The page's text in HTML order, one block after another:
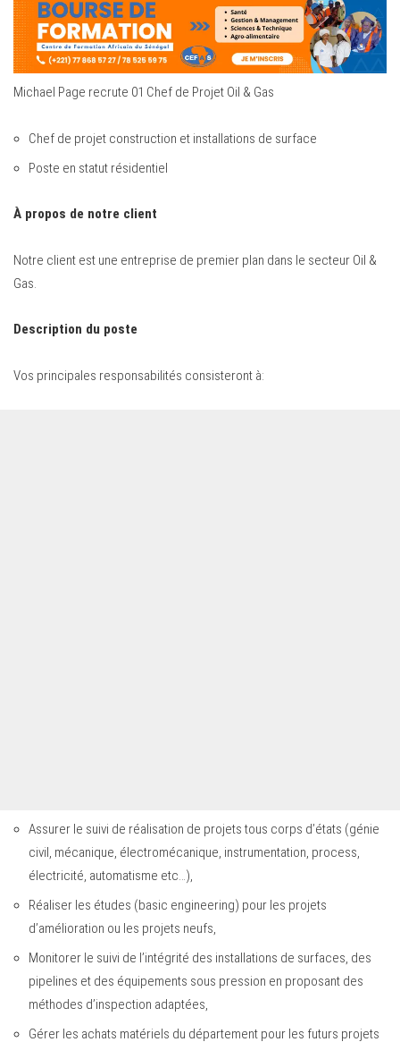
Michael Page recrute 01 Chef de Projet Oil & Gas
Chef de projet construction et installations de surface
Poste en statut résidentiel
À propos de notre client
Notre client est une entreprise de premier plan dans le secteur Oil &
Gas.
Description du poste
Vos principales responsabilités consisteront à:
Assurer le suivi de réalisation de projets tous corps d’états (génie
civil, mécanique, électromécanique, instrumentation, process,
électricité, automatisme etc…),
Réaliser les études (basic engineering) pour les projets
d’amélioration ou les projets neufs,
Monitorer le suivi de l’intégrité des installations de surfaces, des
pipelines et des équipements sous pression en proposant des
méthodes d’inspection adaptées,
Gérer les achats matériels du département pour les futurs projets